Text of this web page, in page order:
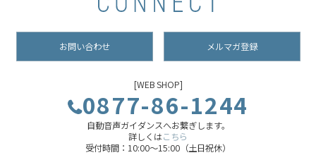
お問い合わせ メルマガ登録
[WEB SHOP]
0877-86-1244
自動音声ガイダンスへお繋ぎします。
詳しくはこちら
受付時間：10:00～15:00（土日祝休）